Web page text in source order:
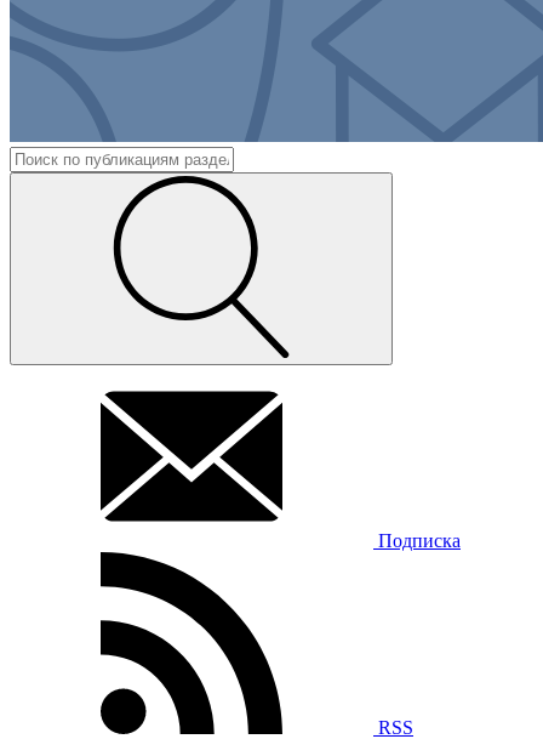
Подписка
RSS